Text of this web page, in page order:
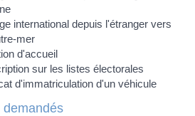
international depuis l'étranger vers
mer
d'accueil
sur les listes électorales
d'immatriculation d'un véhicule
demandés